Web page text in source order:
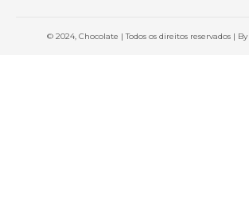
© 2024, Chocolate | Todos os direitos reservados | By